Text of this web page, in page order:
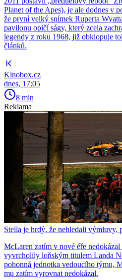
Planet of the Apes), je ale dodnes v
že první velký snímek Ruperta
pavilonu opičí ságy, který zcela
legendy z roku 1968, již obklopuje
článků.
Kinobox.cz
dnes, 17:05
8 min
Reklama
Stella je hrdý, že nehledali výmluvy,
McLaren zatím v nové éře nedokázal
vyvrcholily loňským titulem Landa
pohonná jednotka vedoucího týmu,
mu zatím vyrovnat nedokázal.